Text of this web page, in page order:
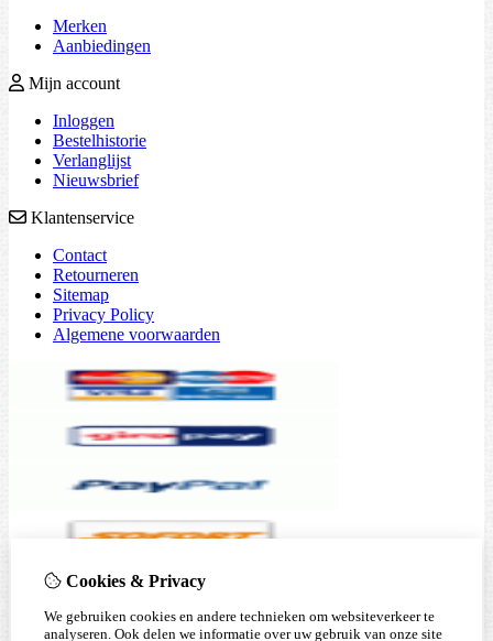
Merken
Aanbiedingen
Mijn account
Inloggen
Bestelhistorie
Verlanglijst
Nieuwsbrief
Klantenservice
Contact
Retourneren
Sitemap
Privacy Policy
Algemene voorwaarden
Cookies & Privacy
We gebruiken cookies en andere technieken om websiteverkeer te
analyseren. Ook delen we informatie over uw gebruik van onze site